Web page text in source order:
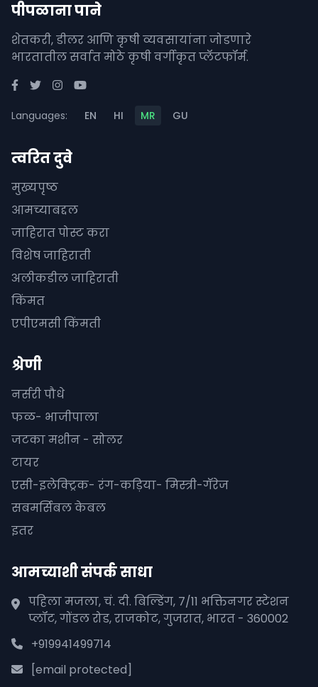
पीपळाना पाने
शेतकरी, डीलर आणि कृषी व्यवसायांना जोडणारे
भारतातील सर्वात मोठे कृषी वर्गीकृत प्लॅटफॉर्म.
Languages: EN HI MR GU
त्वरित दुवे
मुख्यपृष्ठ
आमच्याबद्दल
जाहिरात पोस्ट करा
विशेष जाहिराती
अलीकडील जाहिराती
किंमत
एपीएमसी किंमती
श्रेणी
नर्सरी पौधे
फळ- भाजीपाला
जटका मशीन - सोलर
टायर
एसी-इलेक्ट्रिक- रंग-कड़िया- मिस्त्री-गॅरेज
सबमर्सिबल केबल
इतर
आमच्याशी संपर्क साधा
पहिला मजला, चं. दी. बिल्डिंग, 7/11 भक्तिनगर स्टेशन
प्लॉट, गोंडल रोड, राजकोट, गुजरात, भारत - 360002
+919941499714
[email protected]